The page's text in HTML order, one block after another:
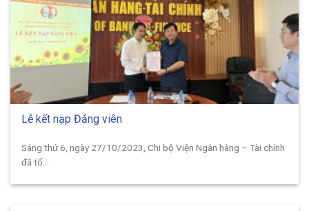
Lễ kết nạp Đảng viên
Sáng thứ 6, ngày 27/10/2023, Chi bộ Viện Ngân hàng – Tài chính
đã tổ...